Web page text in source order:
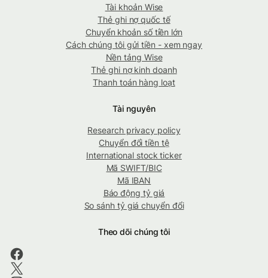
Tài khoản Wise
Thẻ ghi nợ quốc tế
Chuyển khoản số tiền lớn
Cách chúng tôi gửi tiền - xem ngay
Nền tảng Wise
Thẻ ghi nợ kinh doanh
Thanh toán hàng loạt
Tài nguyên
Research privacy policy
Chuyển đổi tiền tệ
International stock ticker
Mã SWIFT/BIC
Mã IBAN
Báo động tỷ giá
So sánh tỷ giá chuyển đổi
Theo dõi chúng tôi